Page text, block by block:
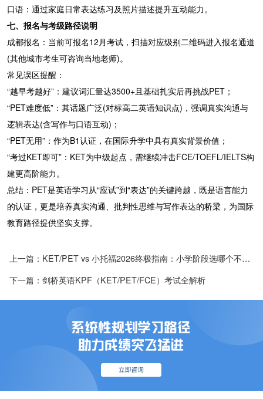
口语：通过家庭日常表达练习及照片描述提升互动能力。
七、报名与考级路径说明
成都报名：当前可报名12月考试，扫描对应级别二维码进入报名通道
(其他城市考生可咨询当地老师)。
常见误区提醒：
“越早考越好”：建议词汇量达3500+且基础扎实后再挑战PET；
“PET难度低”：其话题广泛(对标高二英语知识点)，强调真实沟通与
逻辑表达(含写作与口语互动)；
“PET无用”：作为B1认证，在国际升学中具有真实背景价值；
“考过KET即可”：KET为中级起点，需继续冲击FCE/TOEFL/IELTS构
建更高阶能力。
总结：PET是英语学习从“应试”到“表达”的关键跨越，既是语言能力
的认证，更是培养真实沟通、批判性思维与写作表达的桥梁，为国际
教育路径提供坚实支撑。
上一篇：KET/PET vs 小托福2026终极指南：小学阶段选哪个不踩坑?
下一篇：剑桥英语KPF（KET/PET/FCE）考试全解析